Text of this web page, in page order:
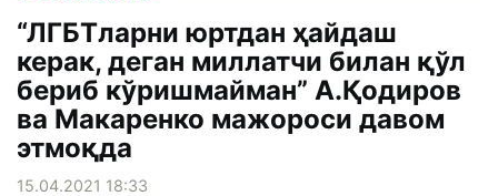
“ЛГБТларни юртдан ҳайдаш
керак, деган миллатчи билан қўл
бериб кўришмайман” А.Қодиров
ва Макаренко мажороси давом
этмоқда
15.04.2021 18:33